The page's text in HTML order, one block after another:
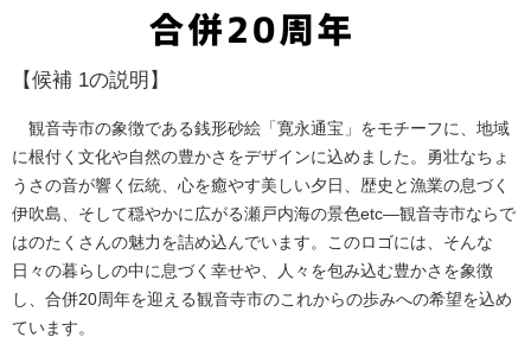
【候補 1の説明】
観音寺市の象徴である銭形砂絵「寛永通宝」をモチーフに、地域
に根付く文化や自然の豊かさをデザインに込めました。勇壮なちょ
うさの音が響く伝統、心を癒やす美しい夕日、歴史と漁業の息づく
伊吹島、そして穏やかに広がる瀬戸内海の景色etc―観音寺市ならで
はのたくさんの魅力を詰め込んでいます。このロゴには、そんな
日々の暮らしの中に息づく幸せや、人々を包み込む豊かさを象徴
し、合併20周年を迎える観音寺市のこれからの歩みへの希望を込め
ています。